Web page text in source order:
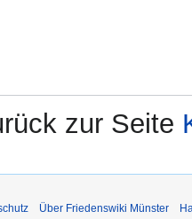
zur Seite
Über Friedenswiki Münster